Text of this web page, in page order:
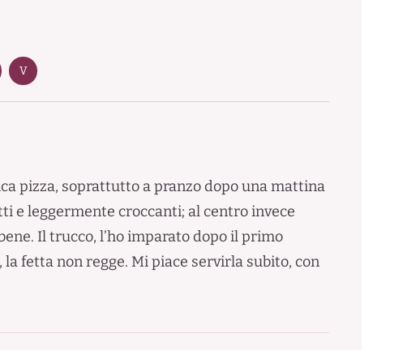
V
pizza, soprattutto a pranzo dopo una mattina
e leggermente croccanti; al centro invece
Il trucco, l’ho imparato dopo il primo
fetta non regge. Mi piace servirla subito, con